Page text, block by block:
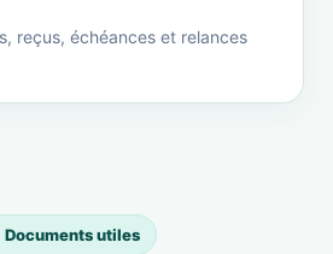
reçus, échéances et relances
Documents utiles